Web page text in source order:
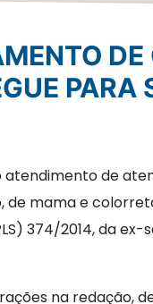
PARA
de
de mama e
374/2014, da
na redação,